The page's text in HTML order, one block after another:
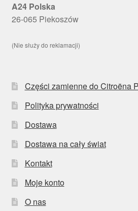
A24 Polska
26-065 Piekoszów
(Nie służy do reklamacji)
Części zamienne do Citroëna
Polityka prywatności
Dostawa
Dostawa na cały świat
Kontakt
Moje konto
O nas